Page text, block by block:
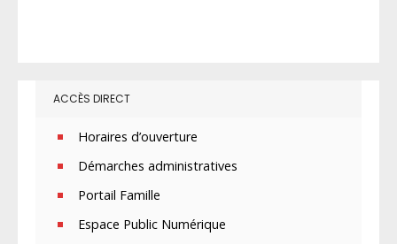
ACCÈS DIRECT
Horaires d’ouverture
Démarches administratives
Portail Famille
Espace Public Numérique